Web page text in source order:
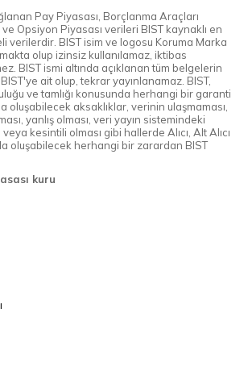
Pay Piyasası, Borçlanma Araçları
ve Opsiyon Piyasası verileri BIST kaynaklı en
verilerdir. BIST isim ve logosu Koruma Marka
olup izinsiz kullanılamaz, iktibas
BIST ismi altında açıklanan tüm belgelerin
ait olup, tekrar yayınlanamaz. BIST,
ve tamlığı konusunda herhangi bir garanti
oluşabilecek aksaklıklar, verinin ulaşmaması,
yanlış olması, veri yayın sistemindeki
kesintili olması gibi hallerde Alıcı, Alt Alıcı
oluşabilecek herhangi bir zarardan BIST
kuru